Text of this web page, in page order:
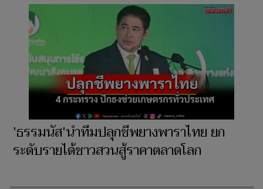
'ธรรมนัส'นำทีมปลุกชีพยางพาราไทย ยก
ระดับรายได้ชาวสวนสู้ราคาตลาดโลก